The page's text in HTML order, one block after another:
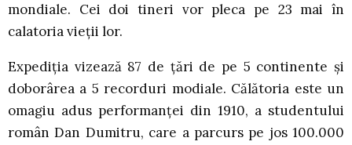
mondiale. Cei doi tineri vor pleca pe 23 mai în
calatoria vieții lor.
Expediția vizează 87 de ţări de pe 5 continente şi
doborârea a 5 recorduri modiale. Călătoria este un
omagiu adus performanţei din 1910, a studentului
român Dan Dumitru, care a parcurs pe jos 100.000